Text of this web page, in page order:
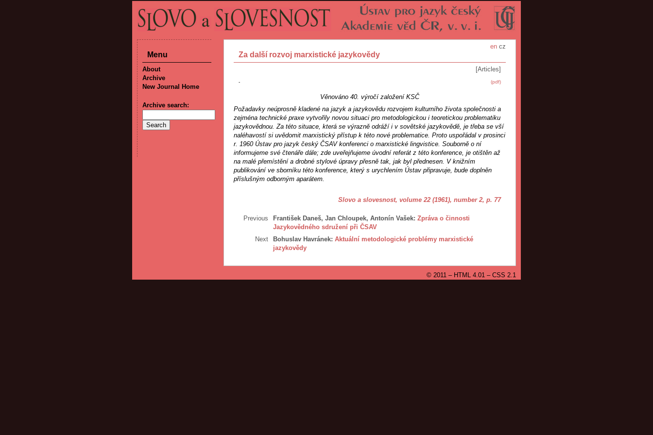
en cz
Za další rozvoj marxistické jazykovědy
[Articles]
(pdf)
-
Věnováno 40. výročí založení KSČ
Požadavky neúprosně kladené na jazyk a jazykovědu rozvojem kulturního života společnosti a
zejména technické praxe vytvořily novou situaci pro metodologickou i teoretickou problematiku
jazykovědnou. Za této situace, která se výrazně odráží i v sovětské jazykovědě, je třeba se vší
naléhavostí si uvědomit marxistický přístup k této nové problematice. Proto uspořádal v prosinci
r. 1960 Ústav pro jazyk český ČSAV konferenci o marxistické lingvistice. Souborně o ní
informujeme své čtenáře dále; zde uveřejňujeme úvodní referát z této konference, je otištěn až
na malé přemístění a drobné stylové úpravy přesně tak, jak byl přednesen. V knižním
publikování ve sborníku této konference, který s urychlením Ústav připravuje, bude doplněn
příslušným odborným aparátem.
Slovo a slovesnost, volume 22 (1961), number 2, p. 77
Previous František Daneš, Jan Chloupek, Antonín Vašek: Zpráva o činnosti
Jazykovědného sdružení při ČSAV
Next
Bohuslav Havránek: Aktuální metodologické problémy marxistické
jazykovědy
Menu
About
Archive
New Journal Home
Archive search:
© 2011 – HTML 4.01 – CSS 2.1